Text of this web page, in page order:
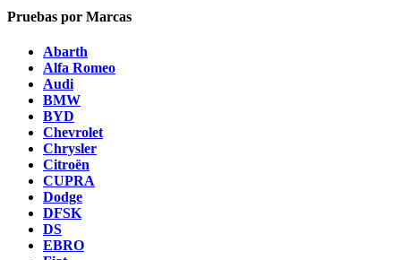
Pruebas por Marcas
Abarth
Alfa Romeo
Audi
BMW
BYD
Chevrolet
Chrysler
Citroën
CUPRA
Dodge
DFSK
DS
EBRO